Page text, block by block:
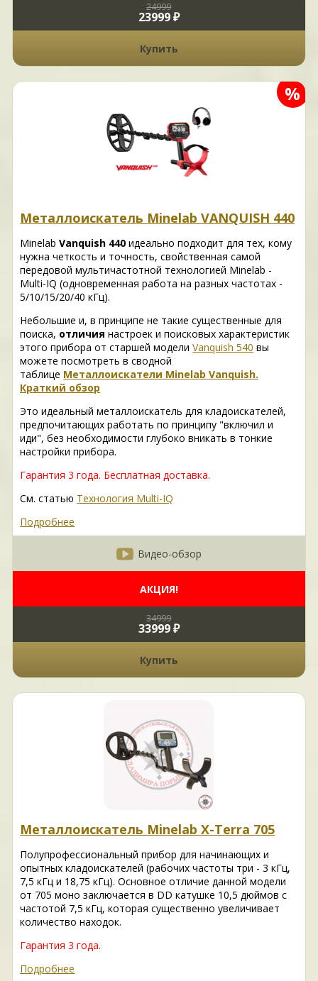
24999
23999 ₽
Купить
%
Металлоискатель Minelab VANQUISH 440
MinelabVanquish 440идеально подходит для тех, кому
нужна четкость и точность, свойственная самой
передовой мультичастотной технологией Minelab -
Multi-IQ (одновременная работа на разных частотах -
5/10/15/20/40 кГц).
Небольшие и, в принципе не такие существенные для
поиска, отличия настроек и поисковых характеристик
этого прибора от старшей моделиVanquish 540 вы
можете посмотреть в сводной
таблице Металлоискатели Minelab Vanquish.
Краткий обзор
Это идеальный металлоискатель для кладоискателей,
предпочитающих работать по принципу "включил и
иди", без необходимости глубоко вникать в тонкие
настройки прибора.
Гарантия 3 года. Бесплатная доставка.
См. статью Технология Multi-IQ
Подробнее
Видео-обзор
АКЦИЯ!
34999
33999 ₽
Купить
Металлоискатель Minelab X-Terra 705
Полупрофессиональный прибор для начинающих и
опытных кладоискателей (рабочих частоты три - 3 кГц,
7,5 кГц и 18,75 кГц). Основное отличие данной модели
от 705 моно заключается в DD катушке 10,5 дюймов с
частотой 7,5 кГц, которая существенно увеличивает
количество находок.
Гарантия 3 года.
Подробнее